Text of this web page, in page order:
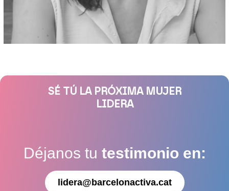
SÉ TÚ LA PRÓXIMA MUJER
LIDERA
Déjanos tu testimonio en:
lidera@barcelonactiva.cat